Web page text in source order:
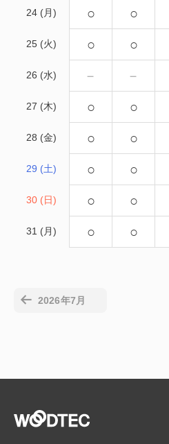
24 (月) ○ ○
25 (火) ○ ○
26 (水) － －
27 (木) ○ ○
28 (金) ○ ○
29 (土) ○ ○
30 (日) ○ ○
31 (月) ○ ○
2026年7月